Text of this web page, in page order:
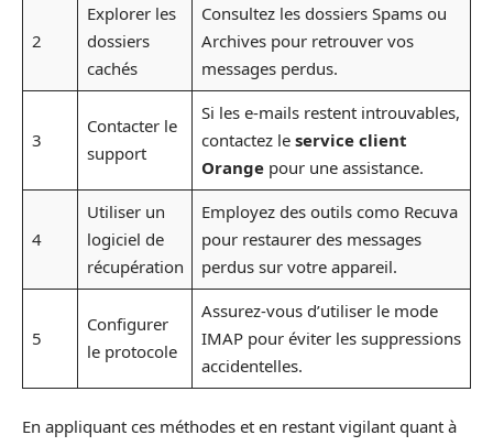
2
Explorer les
dossiers
cachés
Consultez les dossiers Spams ou
Archives pour retrouver vos
messages perdus.
3
Contacter le
support
Si les e-mails restent introuvables,
contactez le service client
Orangepour une assistance.
4
Utiliser un
logiciel de
récupération
Employez des outils como Recuva
pour restaurer des messages
perdus sur votre appareil.
5
Configurer
le protocole
Assurez-vous d’utiliser le mode
IMAP pour éviter les suppressions
accidentelles.
En appliquant ces méthodes et en restant vigilant quant à